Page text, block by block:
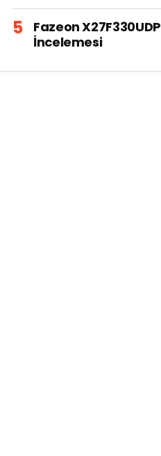
Fazeon X27F330UDP
İncelemesi